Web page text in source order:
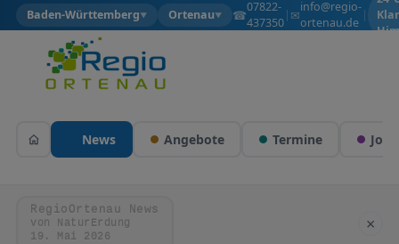
Baden-Württemberg▼ Ortenau▼ ☎07822-
437350
| ✉info@regio-
ortenau.de
|
News Angebote Termine Jobs
RegioOrtenau News
von NaturErdung
19. Mai 2026
×